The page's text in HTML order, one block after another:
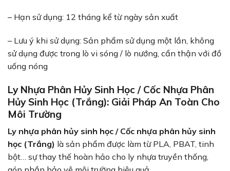
– Hạn sử dụng: 12 tháng kể từ ngày sản xuất
– Lưu ý khi sử dụng: Sản phẩm sử dụng một lần, không
sử dụng được trong lò vi sóng / lò nướng, cẩn thận với đồ
uống nóng
Ly Nhựa Phân Hủy Sinh Học / Cốc Nhựa Phân
Hủy Sinh Học (Trắng): Giải Pháp An Toàn Cho
Môi Trường
Ly nhựa phân hủy sinh học / Cốc nhựa phân hủy sinh
học (Trắng) là sản phẩm được làm từ PLA, PBAT, tinh
bột… sự thay thế hoàn hảo cho ly nhựa truyền thống,